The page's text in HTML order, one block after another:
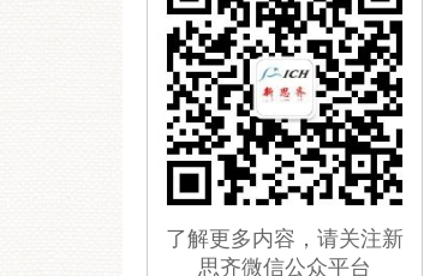
了解更多内容，请关注新
思齐微信公众平台